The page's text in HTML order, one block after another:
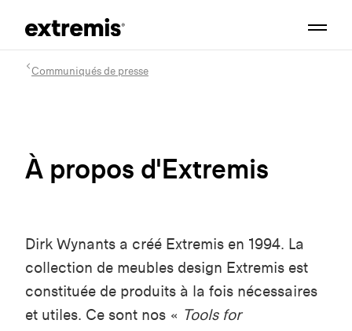
Communiqués de presse
À propos d'Extremis
Dirk Wynants a créé Extremis en 1994. La
collection de meubles design Extremis est
constituée de produits à la fois nécessaires
et utiles. Ce sont nos « Tools for